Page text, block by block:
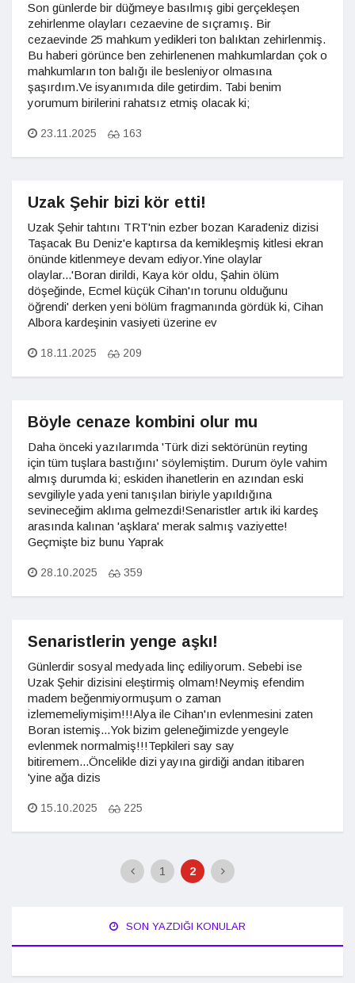
Son günlerde bir düğmeye basılmış gibi gerçekleşen
zehirlenme olayları cezaevine de sıçramış. Bir
cezaevinde 25 mahkum yedikleri ton balıktan zehirlenmiş.
Bu haberi görünce ben zehirlenenen mahkumlardan çok o
mahkumların ton balığı ile besleniyor olmasına
şaşırdım.Ve isyanımıda dile getirdim. Tabi benim
yorumum birilerini rahatsız etmiş olacak ki;
23.11.2025 163
Uzak Şehir bizi kör etti!
Uzak Şehir tahtını TRT'nin ezber bozan Karadeniz dizisi
Taşacak Bu Deniz'e kaptırsa da kemikleşmiş kitlesi ekran
önünde kitlenmeye devam ediyor.Yine olaylar
olaylar...'Boran dirildi, Kaya kör oldu, Şahin ölüm
döşeğinde, Ecmel küçük Cihan'ın torunu olduğunu
öğrendi' derken yeni bölüm fragmanında gördük ki, Cihan
Albora kardeşinin vasiyeti üzerine ev
18.11.2025 209
Böyle cenaze kombini olur mu
Daha önceki yazılarımda 'Türk dizi sektörünün reyting
için tüm tuşlara bastığını' söylemiştim. Durum öyle vahim
almış durumda ki; eskiden ihanetlerin en azından eski
sevgiliyle yada yeni tanışılan biriyle yapıldığına
sevineceğim aklıma gelmezdi!Senaristler artık iki kardeş
arasında kalınan 'aşklara' merak salmış vaziyette!
Geçmişte biz bunu Yaprak
28.10.2025 359
Senaristlerin yenge aşkı!
Günlerdir sosyal medyada linç ediliyorum. Sebebi ise
Uzak Şehir dizisini eleştirmiş olmam!Neymiş efendim
madem beğenmiyormuşum o zaman
izlememeliymişim!!!Alya ile Cihan'ın evlenmesini zaten
Boran istemiş...Yok bizim geleneğimizde yengeyle
evlenmek normalmiş!!!Tepkileri say say
bitiremem...Öncelikle dizi yayına girdiği andan itibaren
'yine ağa dizis
15.10.2025 225
1 2
SON YAZDIĞI KONULAR